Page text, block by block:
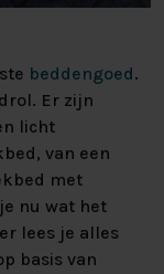
beddengoed.
Er zijn
licht
van een
met
nu wat het
lees je alles
basis van